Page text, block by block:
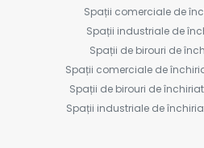
Spații comerciale de
Spații industriale de
Spații de birouri de
Spații comerciale de
Spații de birouri de
Spații industriale de